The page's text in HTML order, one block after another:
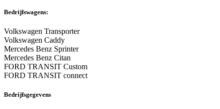
Bedrijfswagens:
Volkswagen Transporter
Volkswagen Caddy
Mercedes Benz Sprinter
Mercedes Benz Citan
FORD TRANSIT Custom
FORD TRANSIT connect
Bedrijfsgegevens